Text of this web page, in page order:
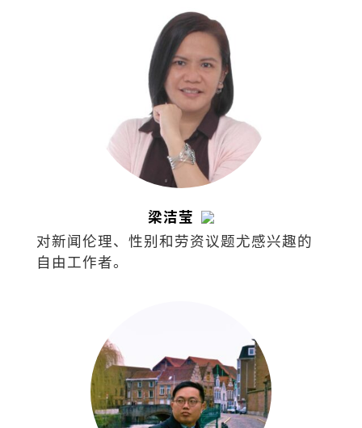
梁洁莹
对新闻伦理、性别和劳资议题尤感兴趣的
自由工作者。